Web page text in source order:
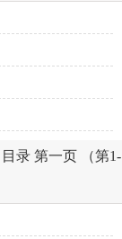
录 第一页 （第1-